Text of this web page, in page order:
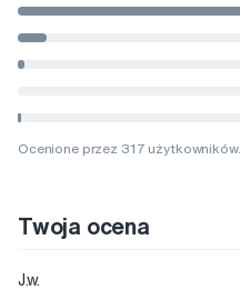
Ocenione przez 317 użytkowników.
Twoja ocena
J.w.